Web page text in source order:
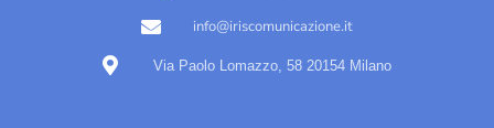
info@iriscomunicazione.it
Via Paolo Lomazzo, 58 20154 Milano